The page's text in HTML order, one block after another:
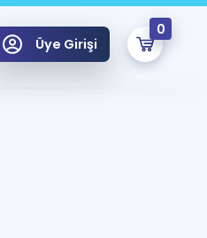
Üye Girişi
0